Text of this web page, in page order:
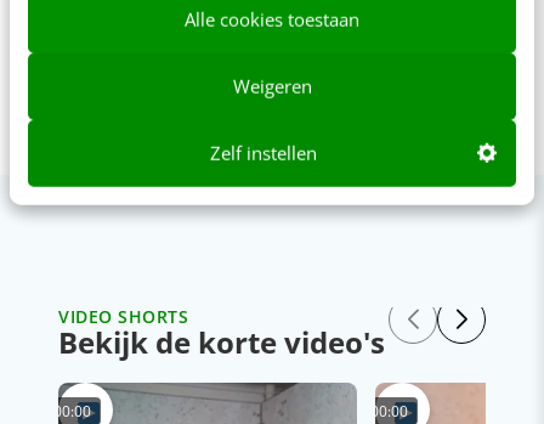
Alle cookies toestaan
Weigeren
Zelf instellen
VIDEO SHORTS
Bekijk de korte video's
00:00 00:00